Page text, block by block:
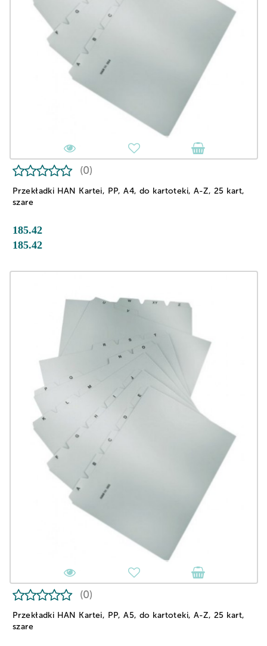
Przekładki HAN Kartei, PP, A4, do kartoteki, A-Z, 25 kart,
szare
(0)
185.42
185.42
Przekładki HAN Kartei, PP, A5, do kartoteki, A-Z, 25 kart,
szare
(0)